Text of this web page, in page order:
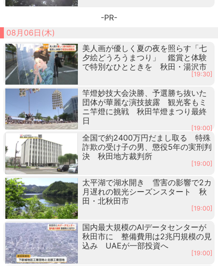
-PR-
08月06日(木)
美人画が優しく夏の夜を照らす「七
夕絵どうろうまつり」 鑑賞と体験
で特別なひとときを 秋田・湯沢市
[19:30]
竿燈妙技大会決勝、予選勝ち抜いた
団体が華麗な演技披露 観光客もミ
ニ竿燈に挑戦 秋田竿燈まつり最終
日
[19:00]
全国で約2400万円だまし取る 特殊
詐欺の受け子の男、懲役5年の実刑判
決 秋田地方裁判所
[19:00]
太平湖で湖水開き 雪害の影響で2カ
月遅れの観光シーズンスタート 秋
田・北秋田市
[19:00]
国内最大規模のAIデータセンターが
秋田市に 整備費用は2兆円規模の見
込み UAEが一部投資へ
[19:00]